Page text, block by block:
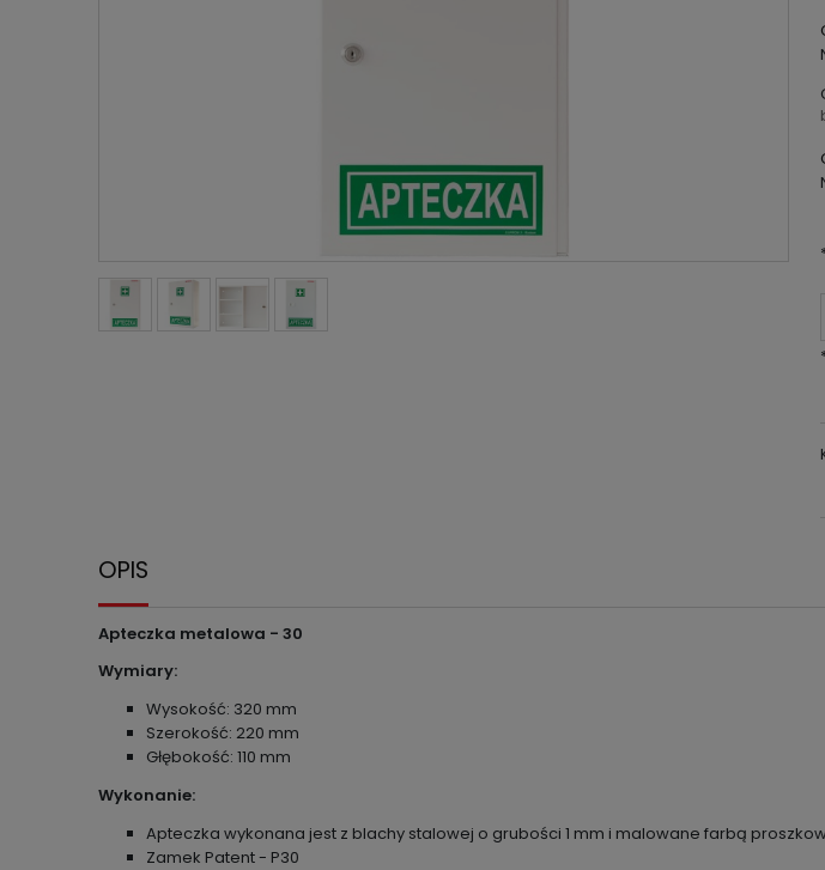
OPIS
Apteczka metalowa - 30
Wymiary:
Wysokość: 320 mm
Szerokość: 220 mm
Głębokość: 110 mm
Wykonanie:
Apteczka wykonana jest z blachy stalowej o grubości 1 mm i malowane farbą
Zamek Patent - P30